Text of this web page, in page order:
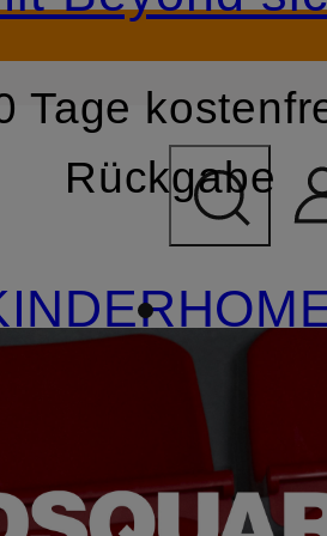
Tage
Rückgabe